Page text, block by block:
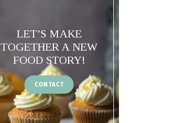
LET’S MAKE
TOGETHER A NEW
FOOD STORY!
CONTACT